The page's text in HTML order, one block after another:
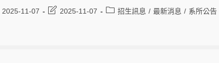
2025-11-07 2025-11-07 招生訊息 / 最新消息 / 系所公告